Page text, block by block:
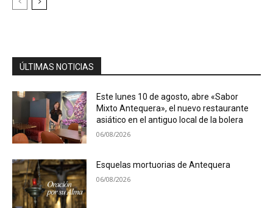
ÚLTIMAS NOTICIAS
Este lunes 10 de agosto, abre «Sabor
Mixto Antequera», el nuevo restaurante
asiático en el antiguo local de la bolera
06/08/2026
Esquelas mortuorias de Antequera
06/08/2026